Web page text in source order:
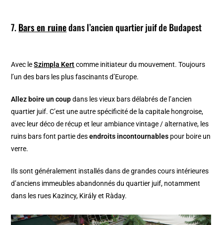
7.Bars en ruinedans l’ancien quartier juif de Budapest
Avec leSzimpla Kertcomme initiateur du mouvement. Toujours
l’un des bars les plus fascinants d’Europe.
Allez boire un coupdans les vieux bars délabrés de l’ancien
quartier juif. C’est une autre spécificité de la capitale hongroise,
avec leur déco de récup et leur ambiance vintage / alternative, les
ruins bars font partie desendroits incontournables pour boire un
verre.
Ils sont généralement installés dans de grandes cours intérieures
d’anciens immeubles abandonnés du quartier juif, notamment
dans les rues Kazincy, Király et Ràday.